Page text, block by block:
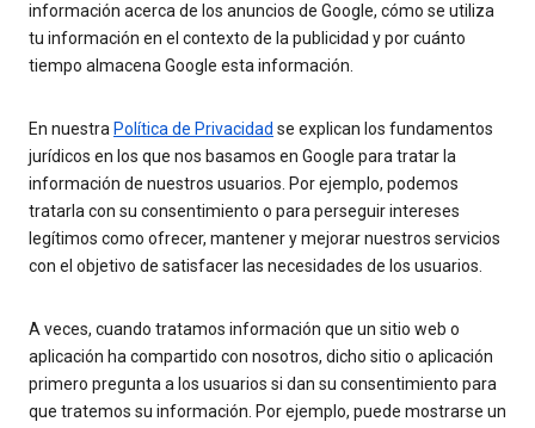
información acerca de los anuncios de Google, cómo se utiliza
tu información en el contexto de la publicidad y por cuánto
tiempo almacena Google esta información.
En nuestra Política de Privacidad se explican los fundamentos
jurídicos en los que nos basamos en Google para tratar la
información de nuestros usuarios. Por ejemplo, podemos
tratarla con su consentimiento o para perseguir intereses
legítimos como ofrecer, mantener y mejorar nuestros servicios
con el objetivo de satisfacer las necesidades de los usuarios.
A veces, cuando tratamos información que un sitio web o
aplicación ha compartido con nosotros, dicho sitio o aplicación
primero pregunta a los usuarios si dan su consentimiento para
que tratemos su información. Por ejemplo, puede mostrarse un